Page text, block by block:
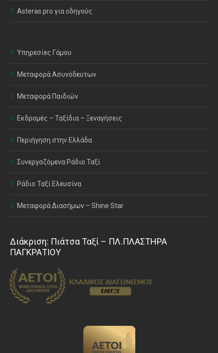
Asteras pro για οδηγούς
Υπηρεσίες Γάμου
Μεταφορά Ασυνόδευτων
Μεταφορά Παιδιών
Εκδρομές – Ταξίδια – Ξεναγήσεις
Περιήγηση στην Ελλάδα
Συνεργαζόμενα Ράδιο Ταξί
Ράδιο Ταξί Ελευσίνα
Μεταφορά Διασήμων – Shine Star
Διάκριση: Πιάτσα Ταξί – ΠΛ.ΠΛΑΣΤΗΡΑ
ΠΑΓΚΡΑΤΙΟΥ